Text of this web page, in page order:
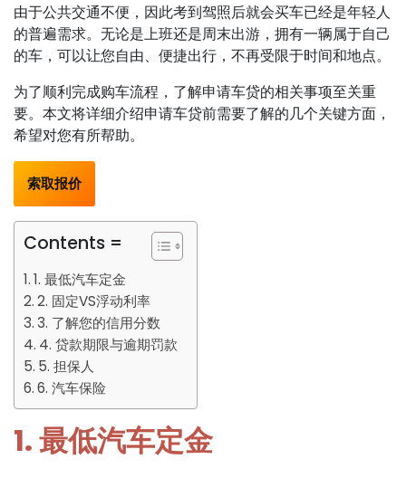
由于公共交通不便，因此考到驾照后就会买车已经是年轻人
的普遍需求。无论是上班还是周末出游，拥有一辆属于自己
的车，可以让您自由、便捷出行，不再受限于时间和地点。
为了顺利完成购车流程，了解申请车贷的相关事项至关重
要。本文将详细介绍申请车贷前需要了解的几个关键方面，
希望对您有所帮助。
索取报价
Contents =
1. 最低汽车定金
2. 固定VS浮动利率
3. 了解您的信用分数
4. 贷款期限与逾期罚款
5. 担保人
6. 汽车保险
1. 最低汽车定金